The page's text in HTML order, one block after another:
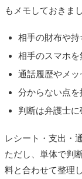
もメモしておきま
相手の財布や
相手のスマホ
通話履歴やメ
分からない点
判断は弁護士
レシート・支出・
ただし、単体で判
料と合わせて整理